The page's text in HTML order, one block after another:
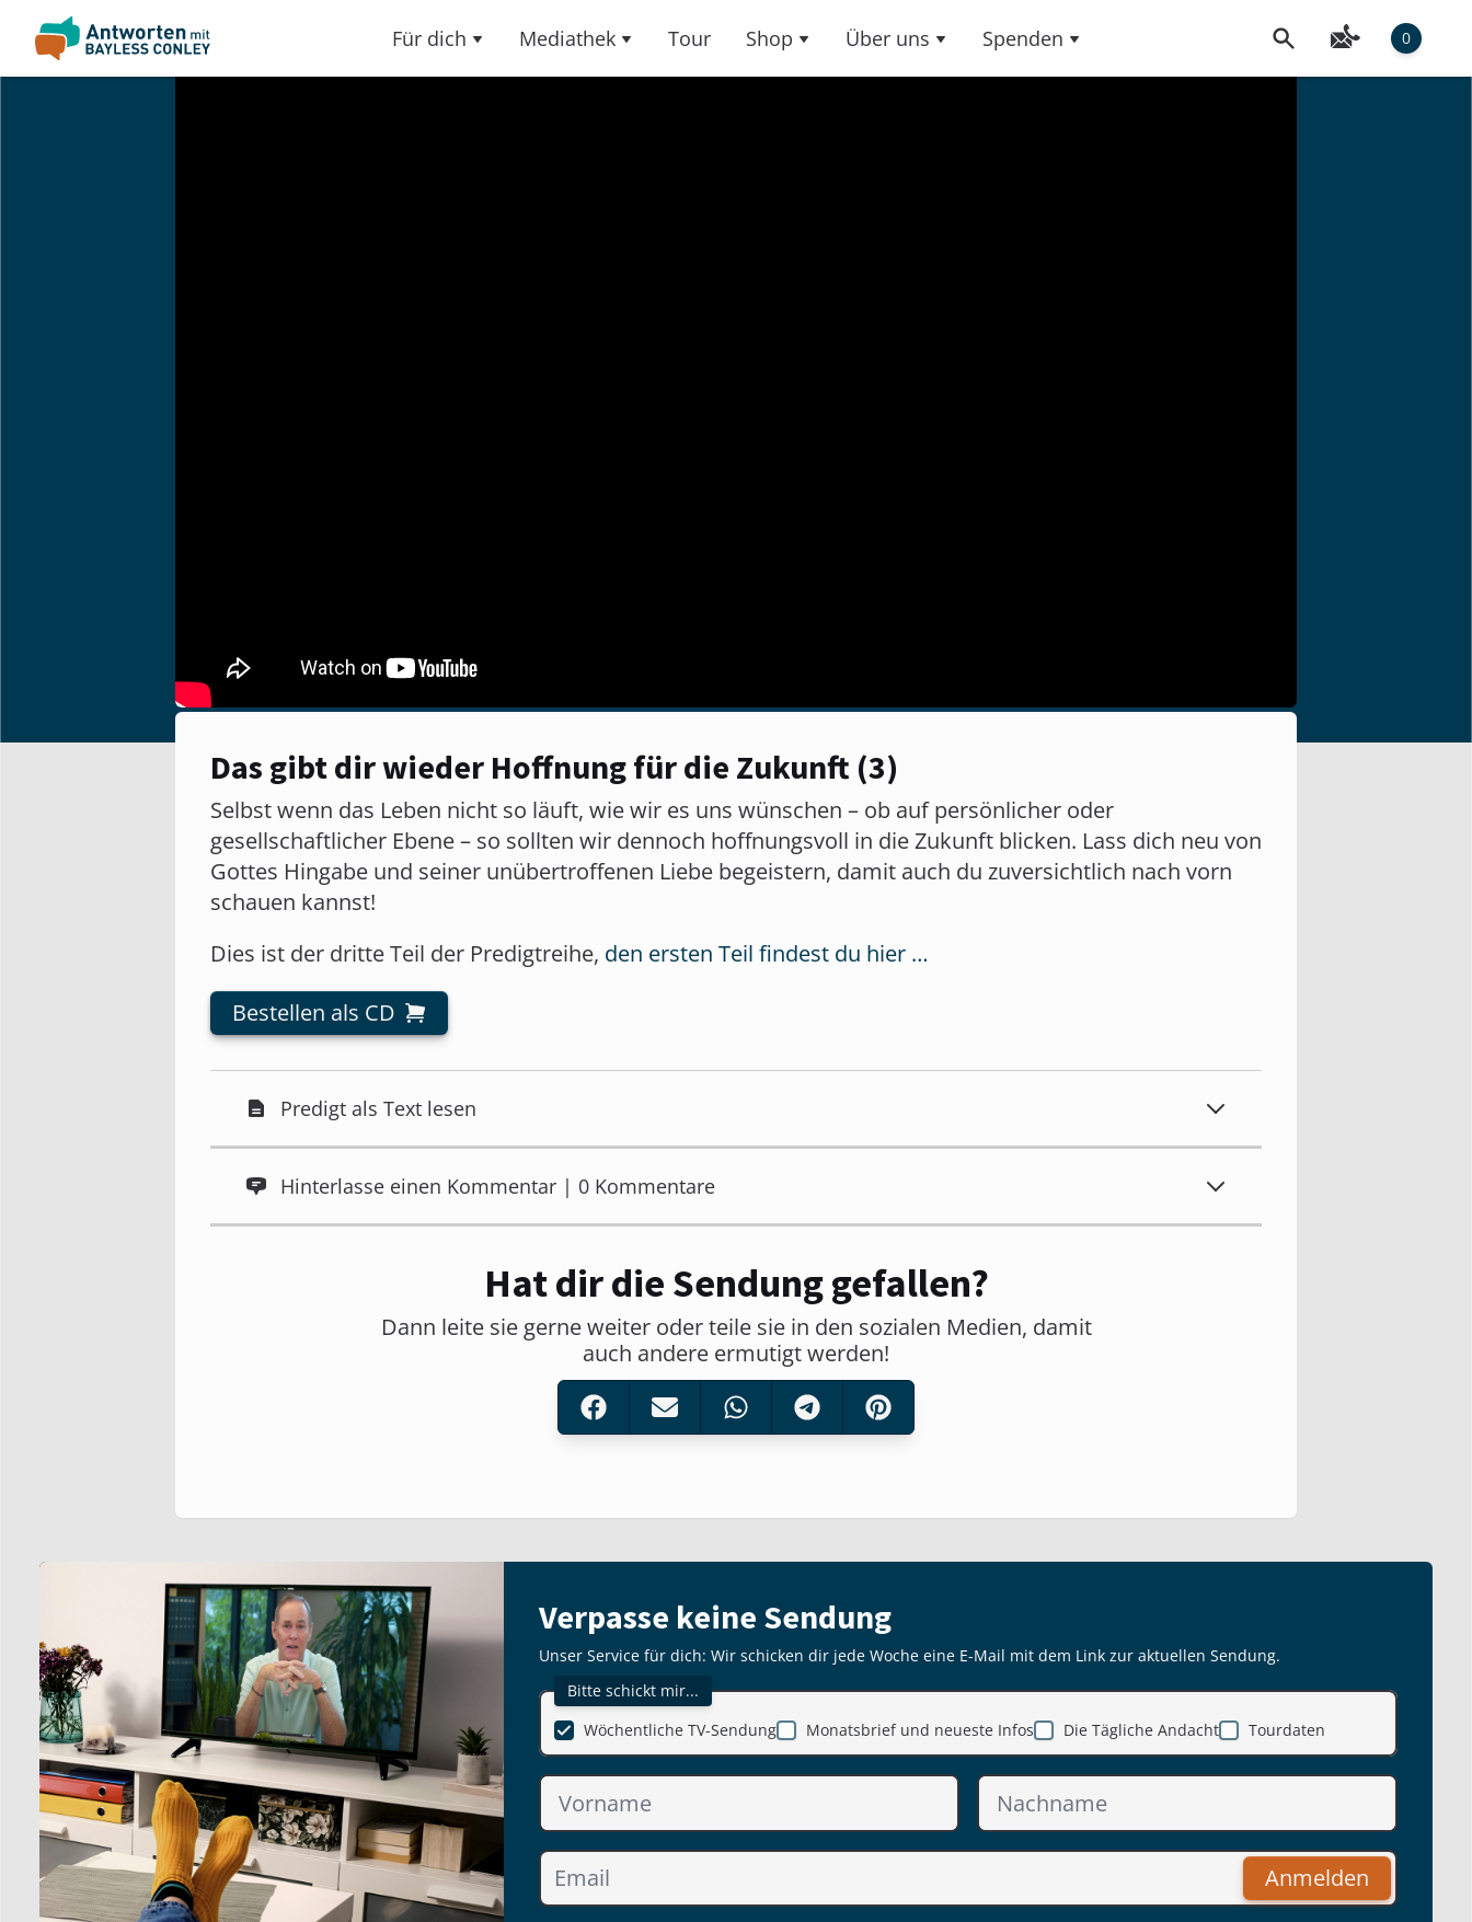
Für dich Mediathek Tour Shop Über uns Spenden 0
Das gibt dir wieder Hoffnung für die Zukunft (3)
Selbst wenn das Leben nicht so läuft, wie wir es uns wünschen – ob auf persönlicher oder
gesellschaftlicher Ebene – so sollten wir dennoch hoffnungsvoll in die Zukunft blicken. Lass dich neu von
Gottes Hingabe und seiner unübertroffenen Liebe begeistern, damit auch du zuversichtlich nach vorn
schauen kannst!
Dies ist der dritte Teil der Predigtreihe, den ersten Teil findest du hier …
Bestellen als CD
Predigt als Text lesen
Hinterlasse einen Kommentar | 0 Kommentare
Hat dir die Sendung gefallen?
Dann leite sie gerne weiter oder teile sie in den sozialen Medien, damit
auch andere ermutigt werden!
Verpasse keine Sendung
Unser Service für dich: Wir schicken dir jede Woche eine E-Mail mit dem Link zur aktuellen Sendung.
Bitte schickt mir...
Monatsbrief und neueste Infos
Die Tägliche Andacht
Wöchentliche TV-Sendung Tourdaten
Anmelden